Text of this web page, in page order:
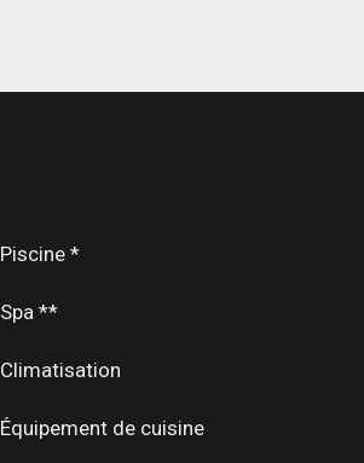
Piscine *
Spa **
Climatisation
Équipement de cuisine